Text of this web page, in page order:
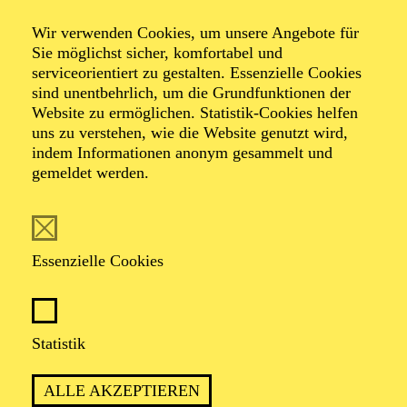
Wir verwenden Cookies, um unsere Angebote für
Sie möglichst sicher, komfortabel und
serviceorientiert zu gestalten. Essenzielle Cookies
sind unentbehrlich, um die Grundfunktionen der
Website zu ermöglichen. Statistik-Cookies helfen
uns zu verstehen, wie die Website genutzt wird,
indem Informationen anonym gesammelt und
gemeldet werden.
Essenzielle Cookies
Statistik
ALLE AKZEPTIEREN
BEETHOVEN-JUBILÄUM 2027 · KAMMERMUSIK
RISING CELLO STAR
Werke von Ludwig van Beethoven, Sergej Rachmaninow
Künstlergespräch im Anschluss an das Konzert
"Sonntagsmatinee plus" für Senior*innen
TICKETS
25,00€
Abo 10: Philharmonie Debüt
AALTO MUSIKTHEATER
Sonntag
02.05.2027
11:00 - 12:00